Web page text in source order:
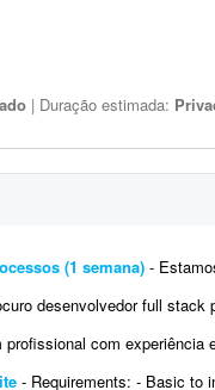
| Duração estimada:
(1 semana) - Estamos
desenvolvedor full stack para criar uma
com experiência em e-commerce e
- Requirements: - Basic to intermediate full-stack